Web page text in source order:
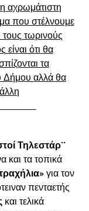
αχρωμάτιστη
που στέλνουμε
τωρινούς
ότι θα
τα
Δήμου αλλά θα
Τηλεστάρ¨
και τα τοπικά
για τον
πενταετής
και τελικά